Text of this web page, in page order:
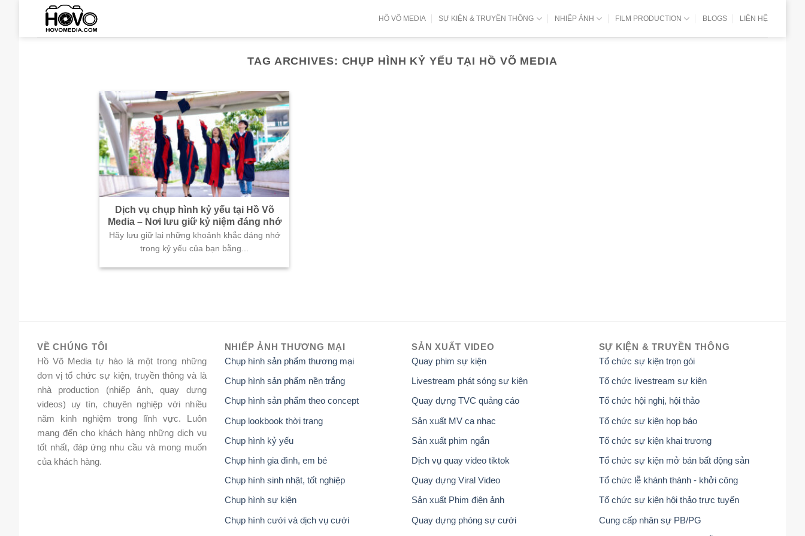
content
HỒ VÕ MEDIA SỰ KIỆN & TRUYỀN THÔNG NHIẾP ẢNH FILM PRODUCTION BLOGS LIÊN HỆ
TAG ARCHIVES: CHỤP HÌNH KỶ YẾU TẠI HỒ VÕ MEDIA
Dịch vụ chụp hình kỷ yếu tại Hồ Võ
Media – Nơi lưu giữ kỷ niệm đáng nhớ
Hãy lưu giữ lại những khoảnh khắc đáng nhớ
trong kỷ yếu của bạn bằng...
VỀ CHÚNG TÔI
Hồ Võ Media tự hào là một trong những
đơn vị tổ chức sự kiện, truyền thông và là
nhà production (nhiếp ảnh, quay dựng
videos) uy tín, chuyên nghiệp với nhiều
năm kinh nghiệm trong lĩnh vực. Luôn
mang đến cho khách hàng những dịch vụ
tốt nhất, đáp ứng nhu cầu và mong muốn
của khách hàng.
NHIẾP ẢNH THƯƠNG MẠI
Chụp hình sản phẩm thương mại
Chụp hình sản phẩm nền trắng
Chụp hình sản phẩm theo concept
Chụp lookbook thời trang
Chụp hình kỷ yếu
Chụp hình gia đình, em bé
Chụp hình sinh nhật, tốt nghiệp
Chụp hình sự kiện
Chụp hình cưới và dịch vụ cưới
SẢN XUẤT VIDEO
Quay phim sự kiện
Livestream phát sóng sự kiện
Quay dựng TVC quảng cáo
Sản xuất MV ca nhạc
Sản xuất phim ngắn
Dịch vụ quay video tiktok
Quay dựng Viral Video
Sản xuất Phim điện ảnh
Quay dựng phóng sự cưới
SỰ KIỆN & TRUYỀN THÔNG
Tổ chức sự kiện trọn gói
Tổ chức livestream sự kiện
Tổ chức hội nghị, hội thảo
Tổ chức sự kiện họp báo
Tổ chức sự kiện khai trương
Tổ chức sự kiện mở bán bất động sản
Tổ chức lễ khánh thành - khởi công
Tổ chức sự kiện hội thảo trực tuyến
Cung cấp nhân sự PB/PG